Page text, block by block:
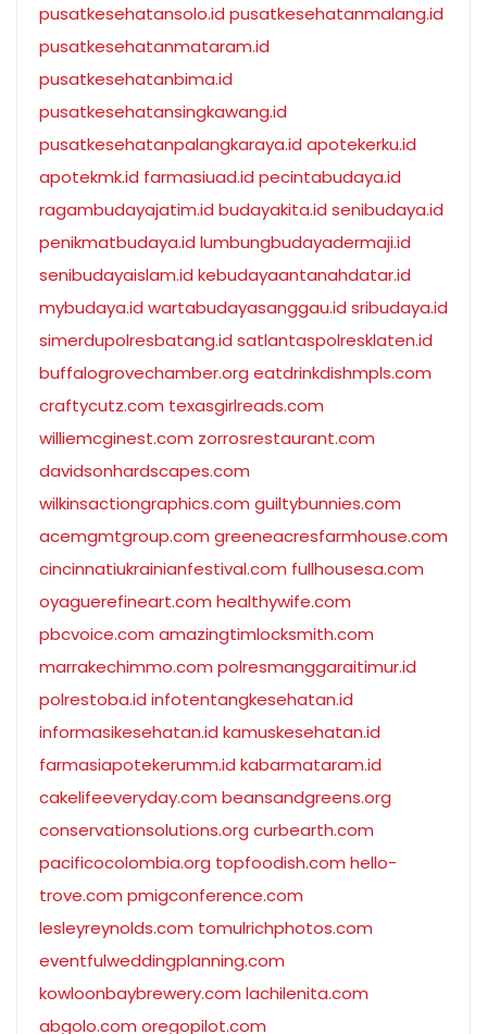
pusatkesehatansolo.id pusatkesehatanmalang.id
pusatkesehatanmataram.id
pusatkesehatanbima.id
pusatkesehatansingkawang.id
pusatkesehatanpalangkaraya.id apotekerku.id
apotekmk.id farmasiuad.id pecintabudaya.id
ragambudayajatim.id budayakita.id senibudaya.id
penikmatbudaya.id lumbungbudayadermaji.id
senibudayaislam.id kebudayaantanahdatar.id
mybudaya.id wartabudayasanggau.id sribudaya.id
simerdupolresbatang.id satlantaspolresklaten.id
buffalogrovechamber.org eatdrinkdishmpls.com
craftycutz.com texasgirlreads.com
williemcginest.com zorrosrestaurant.com
davidsonhardscapes.com
wilkinsactiongraphics.com guiltybunnies.com
acemgmtgroup.com greeneacresfarmhouse.com
cincinnatiukrainianfestival.com fullhousesa.com
oyaguerefineart.com healthywife.com
pbcvoice.com amazingtimlocksmith.com
marrakechimmo.com polresmanggaraitimur.id
polrestoba.id infotentangkesehatan.id
informasikesehatan.id kamuskesehatan.id
farmasiapotekerumm.id kabarmataram.id
cakelifeeveryday.com beansandgreens.org
conservationsolutions.org curbearth.com
pacificocolombia.org topfoodish.com hello-
trove.com pmigconference.com
lesleyreynolds.com tomulrichphotos.com
eventfulweddingplanning.com
kowloonbaybrewery.com lachilenita.com
abgolo.com oregopilot.com